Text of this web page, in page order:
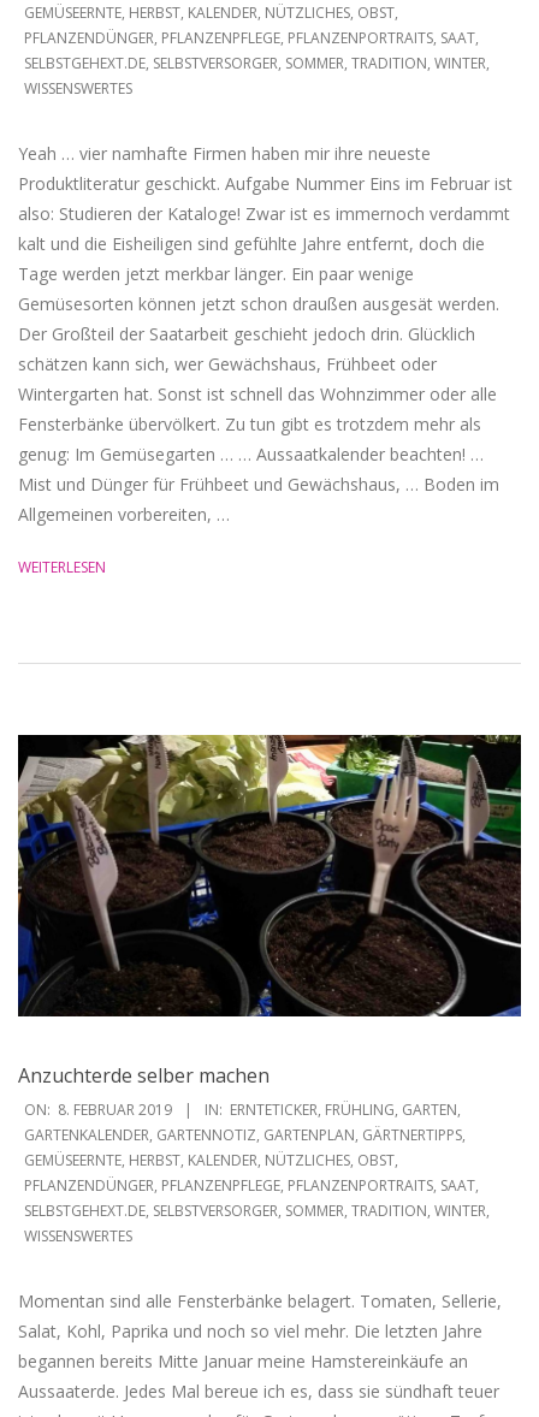
09
GEMÜSEERNTE, HERBST, KALENDER, NÜTZLICHES, OBST,
PFLANZENDÜNGER, PFLANZENPFLEGE, PFLANZENPORTRAITS, SAAT,
SELBSTGEHEXT.DE, SELBSTVERSORGER, SOMMER, TRADITION, WINTER,
WISSENSWERTES
Yeah … vier namhafte Firmen haben mir ihre neueste
Produktliteratur geschickt. Aufgabe Nummer Eins im Februar ist
also: Studieren der Kataloge! Zwar ist es immernoch verdammt
kalt und die Eisheiligen sind gefühlte Jahre entfernt, doch die
Tage werden jetzt merkbar länger. Ein paar wenige
Gemüsesorten können jetzt schon draußen ausgesät werden.
Der Großteil der Saatarbeit geschieht jedoch drin. Glücklich
schätzen kann sich, wer Gewächshaus, Frühbeet oder
Wintergarten hat. Sonst ist schnell das Wohnzimmer oder alle
Fensterbänke übervölkert. Zu tun gibt es trotzdem mehr als
genug: Im Gemüsegarten … … Aussaatkalender beachten! …
Mist und Dünger für Frühbeet und Gewächshaus, … Boden im
Allgemeinen vorbereiten, …
WEITERLESEN
Anzuchterde selber machen
2019-
02-
08
ON: 8. FEBRUAR 2019 IN: ERNTETICKER, FRÜHLING, GARTEN,
GARTENKALENDER, GARTENNOTIZ, GARTENPLAN, GÄRTNERTIPPS,
GEMÜSEERNTE, HERBST, KALENDER, NÜTZLICHES, OBST,
PFLANZENDÜNGER, PFLANZENPFLEGE, PFLANZENPORTRAITS, SAAT,
SELBSTGEHEXT.DE, SELBSTVERSORGER, SOMMER, TRADITION, WINTER,
WISSENSWERTES
Momentan sind alle Fensterbänke belagert. Tomaten, Sellerie,
Salat, Kohl, Paprika und noch so viel mehr. Die letzten Jahre
begannen bereits Mitte Januar meine Hamstereinkäufe an
Aussaaterde. Jedes Mal bereue ich es, dass sie sündhaft teuer